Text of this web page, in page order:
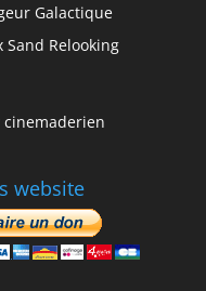
Galactique
Sand Relooking
cinemaderien
website